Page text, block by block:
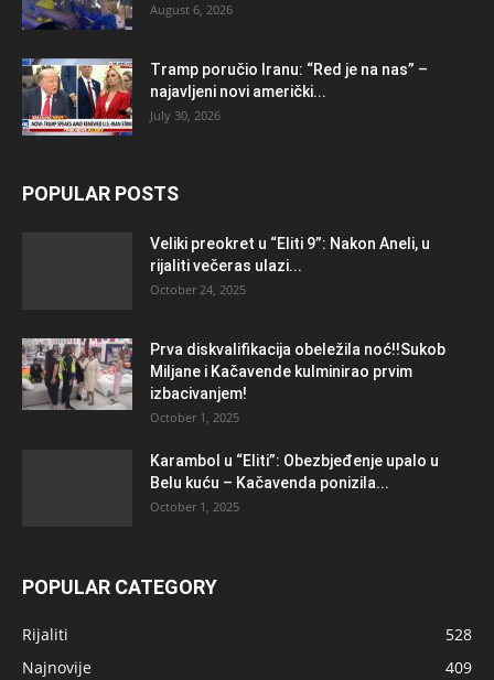
August 6, 2026
Tramp poručio Iranu: “Red je na nas” –
najavljeni novi američki...
July 30, 2026
POPULAR POSTS
Veliki preokret u “Eliti 9”: Nakon Aneli, u
rijaliti večeras ulazi...
October 24, 2025
Prva diskvalifikacija obeležila noć!!Sukob
Miljane i Kačavende kulminirao prvim
izbacivanjem!
October 1, 2025
Karambol u “Eliti”: Obezbjeđenje upalo u
Belu kuću – Kačavenda ponizila...
October 1, 2025
POPULAR CATEGORY
Rijaliti
528
Najnovije
409